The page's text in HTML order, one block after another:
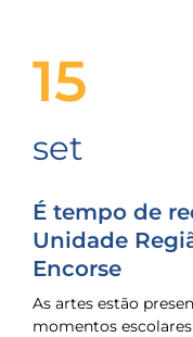
15
set
É tempo de
Unidade
Encorse
As artes estão
momentos